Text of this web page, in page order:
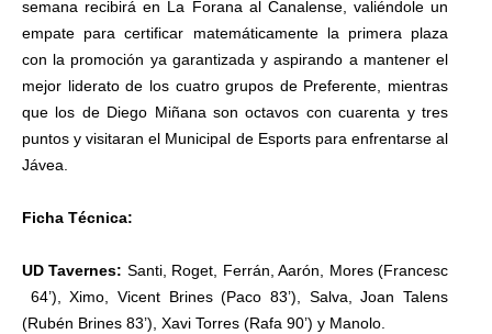
semana recibirá en La Forana al Canalense, valiéndole un
empate para certificar matemáticamente la primera plaza
con la promoción ya garantizada y aspirando a mantener el
mejor liderato de los cuatro grupos de Preferente, mientras
que los de Diego Miñana son octavos con cuarenta y tres
puntos y visitaran el Municipal de Esports para enfrentarse al
Jávea.
Ficha Técnica:
UD Tavernes: Santi, Roget, Ferrán, Aarón, Mores (Francesc
64’), Ximo, Vicent Brines (Paco 83’), Salva, Joan Talens
(Rubén Brines 83’), Xavi Torres (Rafa 90’) y Manolo.